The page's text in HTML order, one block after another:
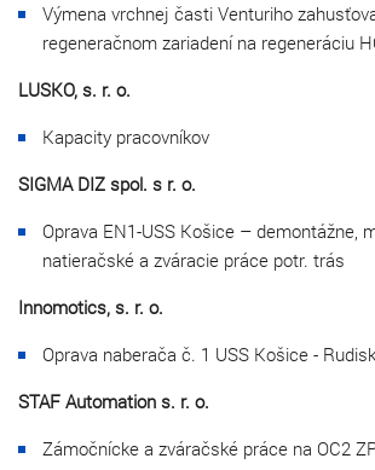
Výmena vrchnej časti Venturiho
regeneračnom zariadení na regeneráciu
LUSKO, s. r. o.
Kapacity pracovníkov
SIGMA DIZ spol.
Oprava EN1-USS Košice – demontážne,
natieračské a zváracie práce potr. trás
Innomotics, s. r.
Oprava naberača č. 1 USS Košice -
STAF Automation s. r.
Zámočnícke a zváračské práce na OC2